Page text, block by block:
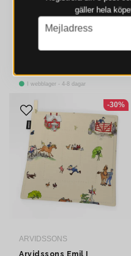
ARVIDSSONS
Villekulla blå grytlapp
I webblager - 4-8 dagar
ARVIDSSONS
-30%
gäller hela
email
Mejladress